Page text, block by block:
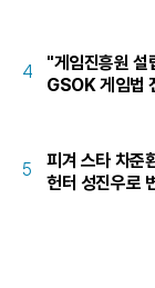
4
"게임진흥원
GSOK 게임법
5
피겨 스타 차준
헌터 성진우로